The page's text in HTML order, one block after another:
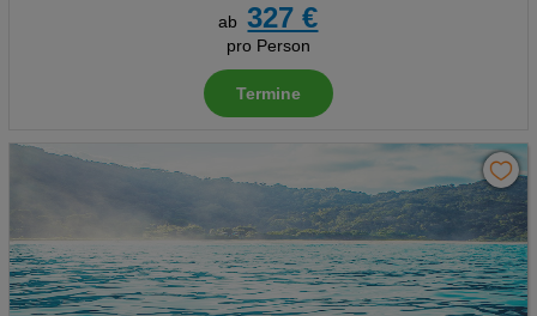
ab
327 €
pro Person
Termine